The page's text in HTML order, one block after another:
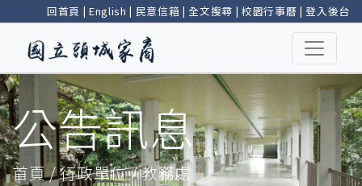
回首頁 | English | 民意信箱 |全文搜尋 | 校園行事曆 |登入後台
公告訊息
首頁 / 行政單位 / 教務處